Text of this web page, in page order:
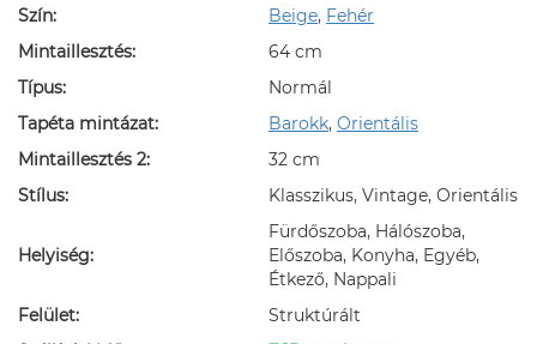
Szín:
Beige, Fehér
Mintaillesztés:
64 cm
Típus:
Normál
Tapéta mintázat:
Barokk, Orientális
Mintaillesztés 2:
32 cm
Stílus:
Klasszikus, Vintage, Orientális
Helyiség:
Fürdőszoba, Hálószoba,
Előszoba, Konyha, Egyéb,
Étkező, Nappali
Felület:
Struktúrált